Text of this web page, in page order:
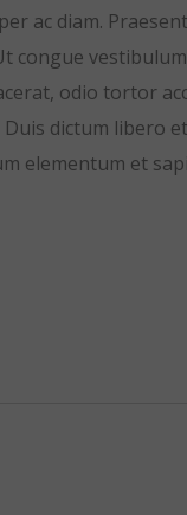
ac diam.
congue
odio tortor
dictum libero
elementum et